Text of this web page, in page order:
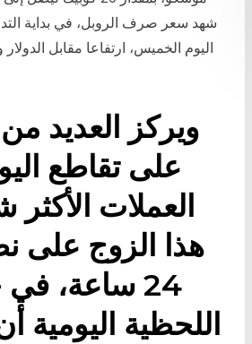
اليوم الخميس، ارتفاعا مقابل
ويركز العديد
على تقاطع
العملات
هذا الزوج على
24 ساعة،
اللحظية